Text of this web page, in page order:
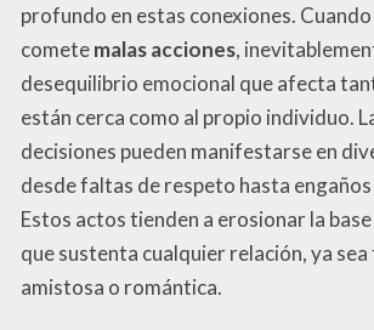
profundo en estas conexiones.
cometemalas acciones,
desequilibrio emocional que afecta
están cerca como al propio individuo.
decisiones pueden manifestarse en
desde faltas de respeto hasta
Estos actos tienden a erosionar la
que sustenta cualquier relación, ya
amistosa o romántica.